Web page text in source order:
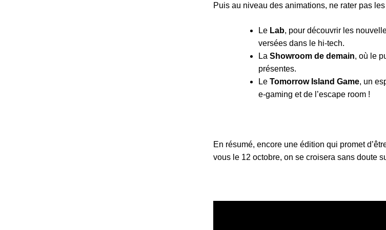
Puis au niveau des animations, ne rater pas
Le Lab, pour découvrir les
versées dans le hi-tech.
La Showroom de demain, où le
présentes.
Le Tomorrow Island Game, un
e-gaming et de l’escape room !
En résumé, encore une édition qui promet
vous le 12 octobre, on se croisera sans doute